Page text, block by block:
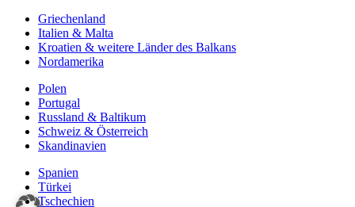
Griechenland
Italien & Malta
Kroatien & weitere Länder des Balkans
Nordamerika
Polen
Portugal
Russland & Baltikum
Schweiz & Österreich
Skandinavien
Spanien
Türkei
Tschechien